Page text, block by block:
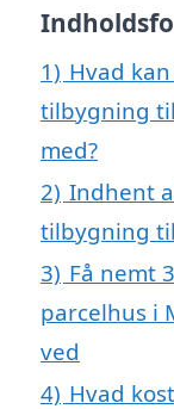
1) Hvad
tilbygning
med?
2) Indhent
tilbygning
3) Få nemt
parcelhus i
ved
4) Hvad